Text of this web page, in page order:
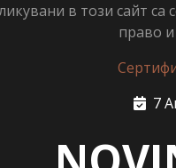
в този сайт
право
7